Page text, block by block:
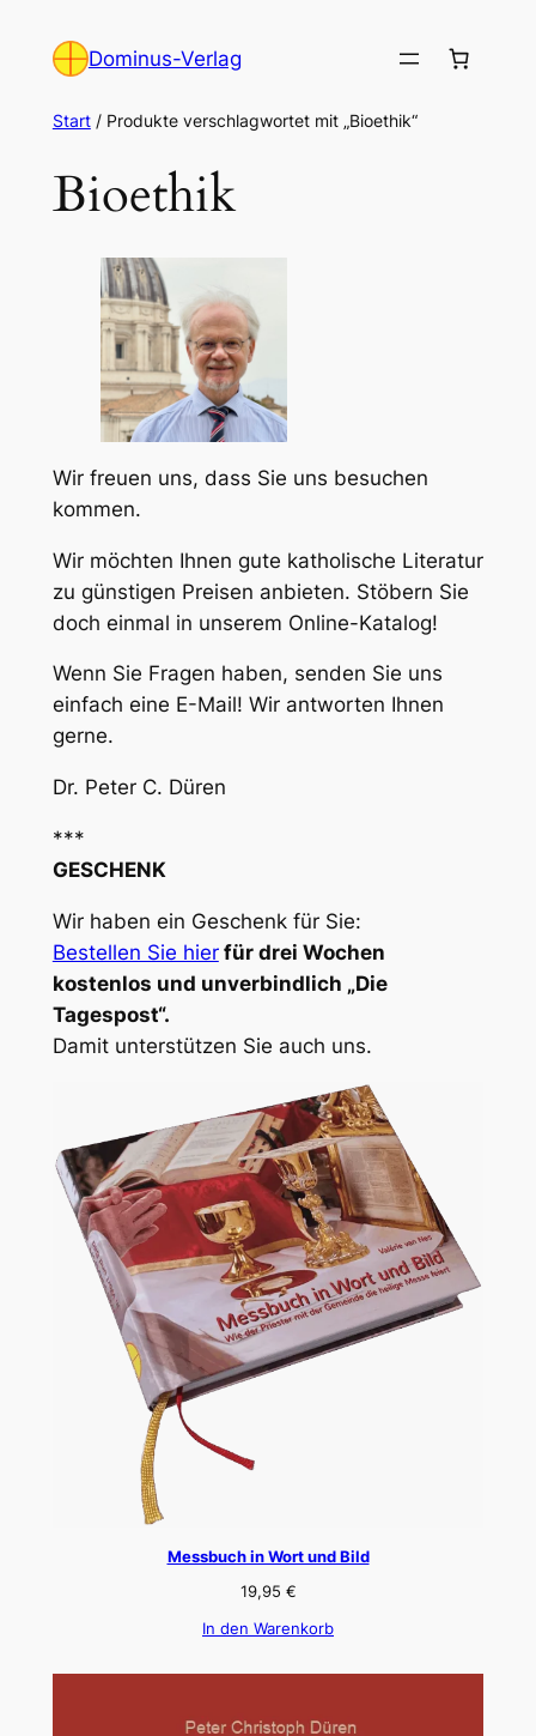
Inhalt
Dominus-Verlag
Start/ Produkte verschlagwortet mit „Bioethik“
Bioethik
Wir freuen uns, dass Sie uns besuchen
kommen.
Wir möchten Ihnen gute katholische Literatur
zu günstigen Preisen anbieten. Stöbern Sie
doch einmal in unserem Online-Katalog!
Wenn Sie Fragen haben, senden Sie uns
einfach eine E-Mail! Wir antworten Ihnen
gerne.
Dr. Peter C. Düren
***
GESCHENK
Wir haben ein Geschenk für Sie:
Bestellen Sie hier für drei Wochen
kostenlos und unverbindlich „Die
Tagespost“.
Damit unterstützen Sie auch uns.
Messbuch in Wort und Bild
19,95 €
In den Warenkorb